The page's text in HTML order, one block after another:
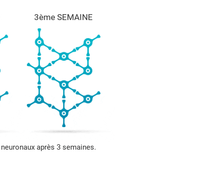
3ème SEMAINE
après 3 semaines.